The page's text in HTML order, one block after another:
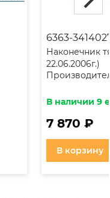
6363-
Наконечник
22.06.2006г.)
В наличии 9
7 870 ₽
В корзину